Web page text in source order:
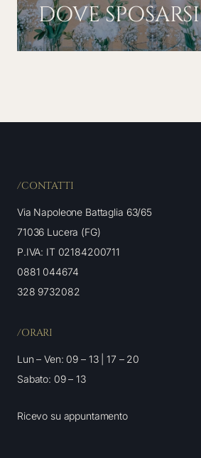
DOVE SPOSARSI
/CONTATTI
Via Napoleone Battaglia 63/65
71036 Lucera (FG)
P.IVA: IT 02184200711
0881 044674
328 9732082
/ORARI
Lun – Ven: 09 – 13 | 17 – 20
Sabato: 09 – 13
Ricevo su appuntamento